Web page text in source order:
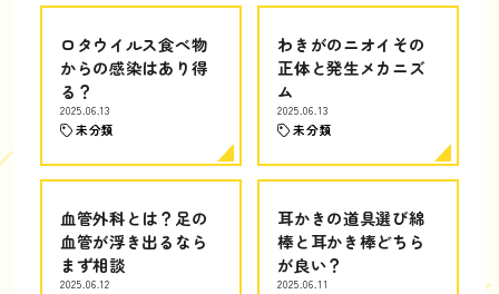
ロタウイルス食べ物
からの感染はあり得
る？
2025.06.13
未分類
わきがのニオイその
正体と発生メカニズ
ム
2025.06.13
未分類
血管外科とは？足の
血管が浮き出るなら
まず相談
2025.06.12
耳かきの道具選び綿
棒と耳かき棒どちら
が良い？
2025.06.11